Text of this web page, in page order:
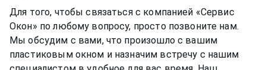
Для того, чтобы связаться с компанией «Сервис
Окон» по любому вопросу, просто позвоните нам.
Мы обсудим с вами, что произошло с вашим
пластиковым окном и назначим встречу с нашим